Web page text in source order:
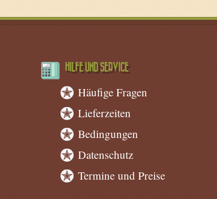
HILFE UND SERVICE
Häufige Fragen
Lieferzeiten
Bedingungen
Datenschutz
Termine und Preise